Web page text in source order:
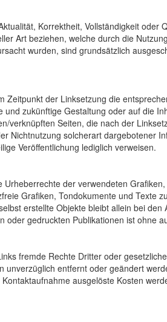
Korrektheit, Vollständigkeit
Art beziehen, welche durch die
wurden, sind grundsätzlich
Zeitpunkt der Linksetzung die
zukünftige Gestaltung oder auf die
verknüpften Seiten, die nach der
Nichtnutzung solcherart dargebotener
Veröffentlichung lediglich verweisen.
der verwendeten
Grafiken, Tondokumente und Texte
erstellte Objekte bleibt allein bei
oder gedruckten Publikationen ist ohne
fremde Rechte Dritter oder
entfernt oder geändert
ausgelöste Kosten